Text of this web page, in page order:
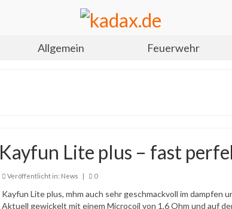
Allgemein Feuerwehr
Kayfun Lite plus – fast
Veröffentlicht in: News | 0
Kayfun Lite plus, mhm auch sehr geschmackvoll im dampfen
Aktuell gewickelt mit einem Microcoil von 1,6 Ohm und auf